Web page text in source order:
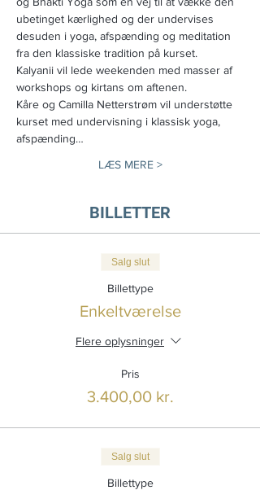
ubetinget kærlighed og der undervises
desuden i yoga, afspænding og meditation
fra den klassiske tradition på kurset.
Kalyanii vil lede weekenden med masser af
workshops og kirtans om aftenen.
Kåre og Camilla Netterstrøm vil understøtte
kurset med undervisning i klassisk yoga,
afspænding…
LÆS MERE >
BILLETTER
Salg slut
Billettype
Enkeltværelse
Flere oplysninger
Pris
3.400,00 kr.
Salg slut
Billettype